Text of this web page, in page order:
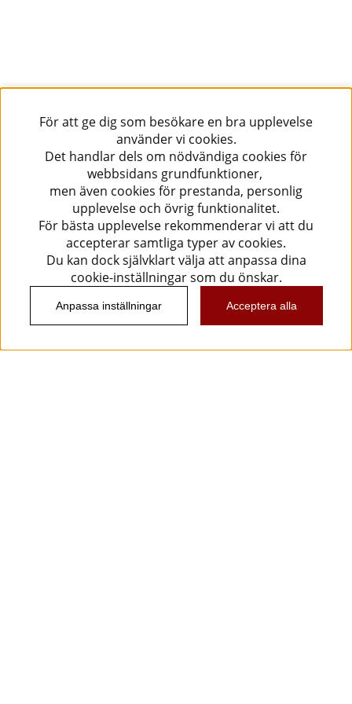
För att ge dig som besökare en bra upplevelse
använder vi cookies.
Det handlar dels om nödvändiga cookies för
webbsidans grundfunktioner,
men även cookies för prestanda, personlig
upplevelse och övrig funktionalitet.
För bästa upplevelse rekommenderar vi att du
accepterar samtliga typer av cookies.
Du kan dock självklart välja att anpassa dina
cookie-inställningar som du önskar.
Anpassa inställningar Acceptera alla